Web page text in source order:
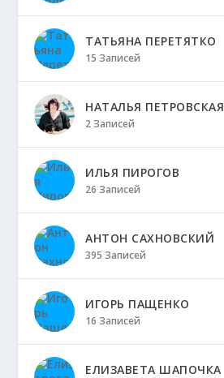
ТАТЬЯНА ПЕРЕТЯТКО
15 Записей
НАТАЛЬЯ ПЕТРОВСКАЯ
2 Записей
ИЛЬЯ ПИРОГОВ
26 Записей
АНТОН САХНОВСКИЙ
395 Записей
ИГОРЬ ПАЩЕНКО
16 Записей
ЕЛИЗАВЕТА ШАПОЧКА